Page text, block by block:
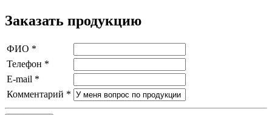
Заказать продукцию
ФИО *
Телефон *
E-mail *
Комментарий *